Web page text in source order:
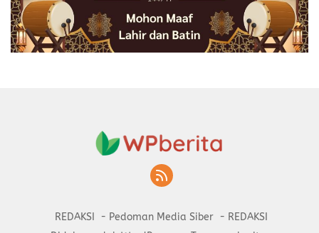
REDAKSI Pedoman Media Siber
REDAKSI